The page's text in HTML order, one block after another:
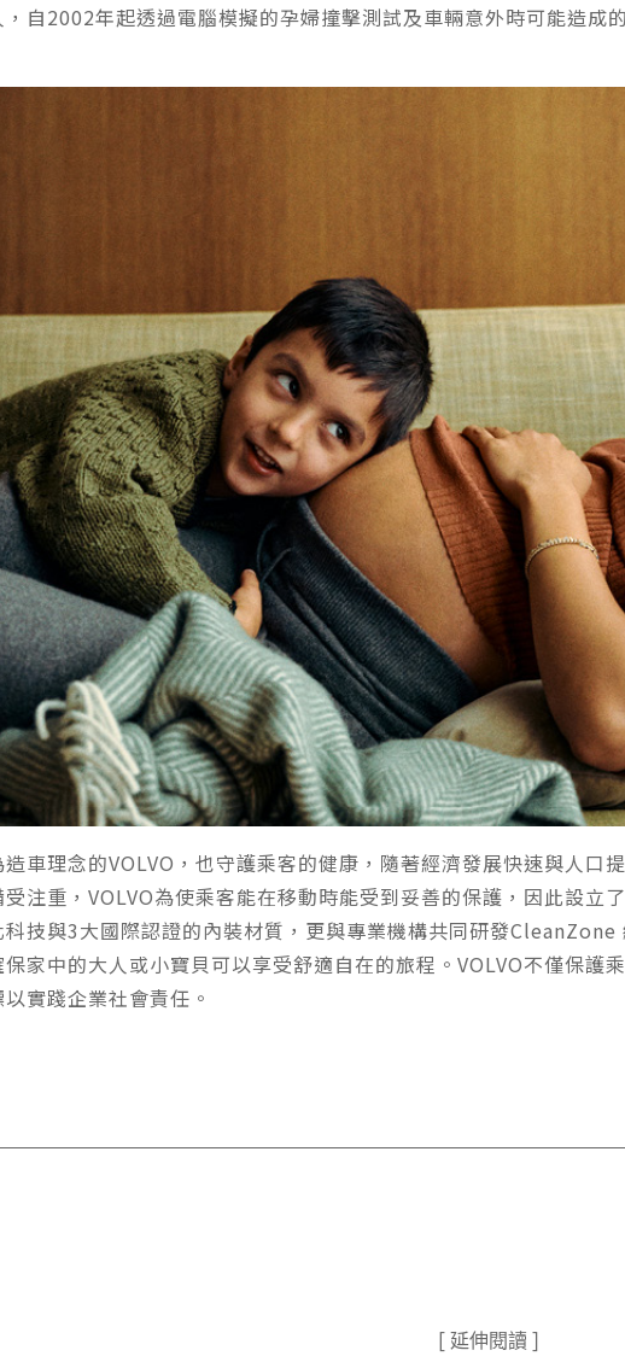
自2002年起透過電腦模擬的孕婦撞擊測試及車輛意外時可能造成
車理念的VOLVO，也守護乘客的健康，隨著經濟發展快速與人口
注重，VOLVO為使乘客能在移動時能受到妥善的保護，因此設
技與3大國際認證的內裝材質，更與專業機構共同研發
家中的大人或小寶貝可以享受舒適自在的旅程。VOLVO不僅保護
實踐企業社會責任。
[ 延伸閱讀 ]